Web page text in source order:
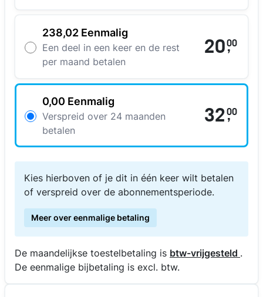
238,02 Eenmalig
Een deel in een keer en de rest
per maand betalen
20,
00
0,00 Eenmalig
Verspreid over 24 maanden
betalen
32,
00
Kies hierboven of je dit in één keer wilt betalen
of verspreid over de abonnementsperiode.
Meer over eenmalige betaling
De maandelijkse toestelbetaling is btw-vrijgesteld .
De eenmalige bijbetaling is excl. btw.